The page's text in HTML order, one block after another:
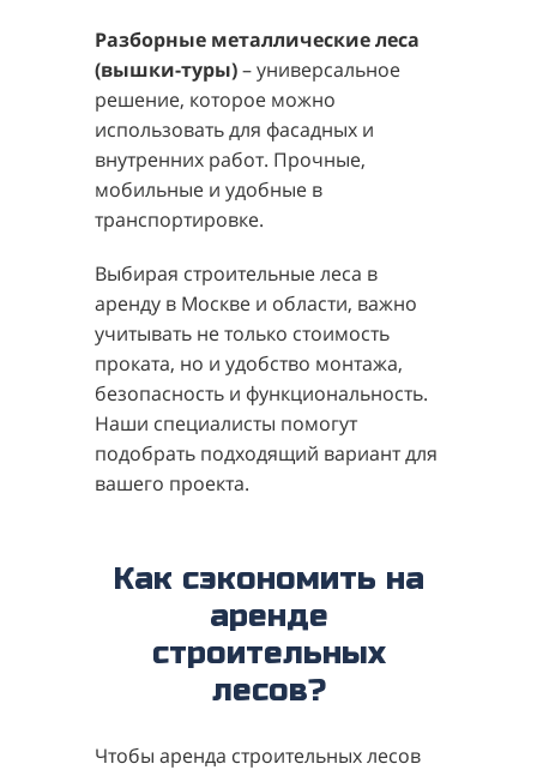
Разборные металлические леса
(вышки-туры)– универсальное
решение, которое можно
использовать для фасадных и
внутренних работ. Прочные,
мобильные и удобные в
транспортировке.
Выбирая строительные леса в
аренду в Москве и области, важно
учитывать не только стоимость
проката, но и удобство монтажа,
безопасность и функциональность.
Наши специалисты помогут
подобрать подходящий вариант для
вашего проекта.
Как сэкономить на
аренде
строительных
лесов?
Чтобы аренда строительных лесов